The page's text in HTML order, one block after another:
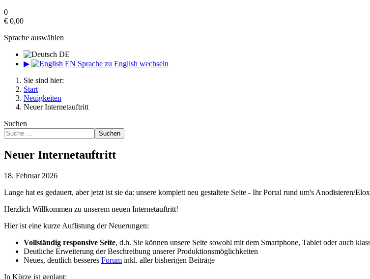
0
€ 0,00‎
Sprache auswählen
DE
▶
EN Sprache zu English wechseln
Sie sind hier:
Start
Neuigkeiten
Neuer Internetauftritt
Suchen
Suchen
Neuer Internetauftritt
18. Februar 2026
Lange hat es gedauert, aber jetzt ist sie da: unsere komplett neu gestaltete Seite - Ihr Portal rund um's Anodisieren/
Herzlich Willkommen zu unserem neuen Internetauftritt!
Hier ist eine kurze Auflistung der Neuerungen:
Vollständig responsive Seite, d.h. Sie können unsere Seite sowohl mit dem Smartphone, Tablet oder auch
Deutliche Erweiterung der Beschreibung unserer Produktionsmöglichkeiten
Neues, deutlich besseres Forum inkl. aller bisherigen Beiträge
In Kürze ist geplant: